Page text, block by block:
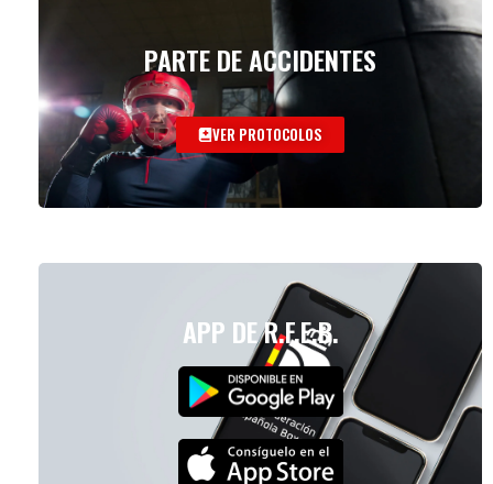
PARTE DE ACCIDENTES
VER PROTOCOLOS
APP DE R.F.E.B.